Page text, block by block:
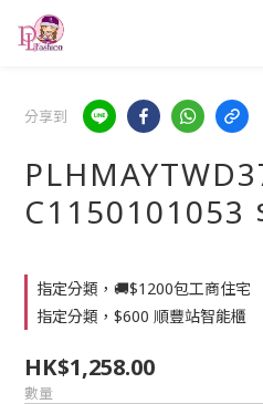
分享到
C1150101053
指定分類，🚚$1200包工商住宅
指定分類，$600 順豐站智能櫃
HK$1,258.00
數量